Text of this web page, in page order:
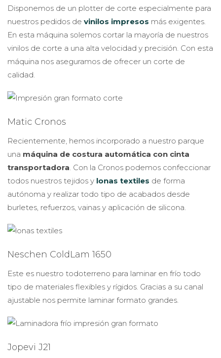
Disponemos de un plotter de corte especialmente para
nuestros pedidos de vinilos impresos más exigentes.
En esta máquina solemos cortar la mayoría de nuestros
vinilos de corte a una alta velocidad y precisión. Con esta
máquina nos aseguramos de ofrecer un corte de
calidad.
Matic Cronos
Recientemente, hemos incorporado a nuestro parque
una máquina de costura automática con cinta
transportadora . Con la Cronos podemos confeccionar
todos nuestros tejidos y lonas textiles de forma
autónoma y realizar todo tipo de acabados desde
burletes, refuerzos, vainas y aplicación de silicona.
Neschen ColdLam 1650
Este es nuestro todoterreno para laminar en frío todo
tipo de materiales flexibles y rígidos. Gracias a su canal
ajustable nos permite laminar formato grandes.
Jopevi J21